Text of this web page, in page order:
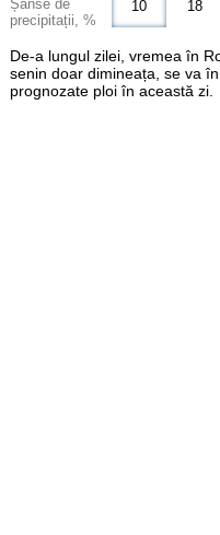
Șanse de
precipitații, %
10
18
De-a lungul zilei, vremea în
senin doar dimineața, se va
prognozate ploi în această zi.